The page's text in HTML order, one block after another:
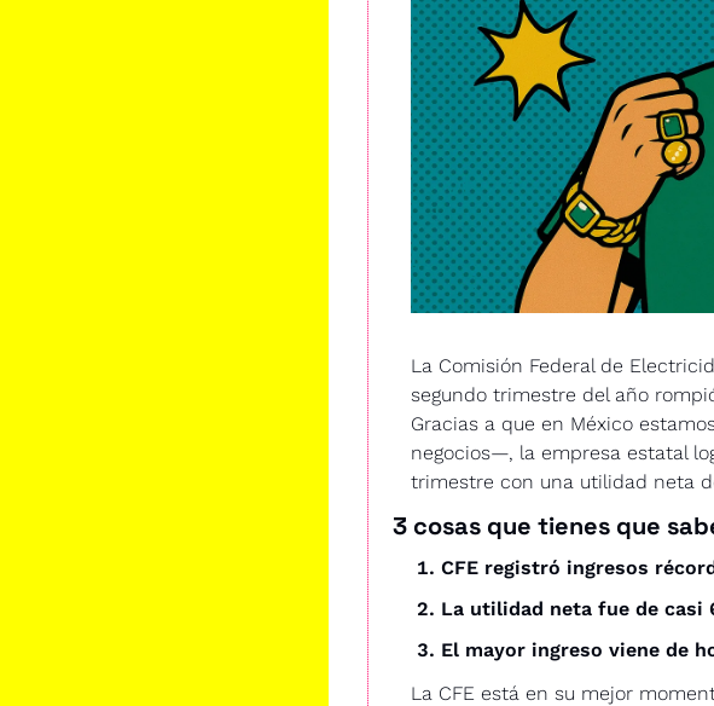
La Comisión Federal de
segundo trimestre del año
Gracias a que en México
negocios—, la empresa estatal
trimestre con una utilidad neta
3 cosas que tienes que
CFE registró ingresos
La utilidad neta fue de casi
El mayor ingreso viene de
La CFE está en su mejor